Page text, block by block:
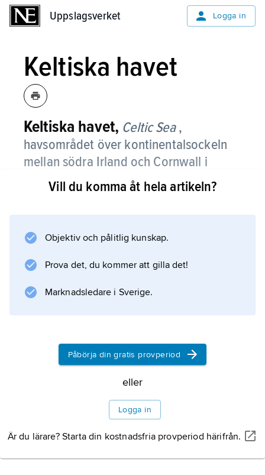
Uppslagsverket Logga in
Keltiska havet
Keltiska havet, Celtic Sea ,
havsområdet över kontinentalsockeln
mellan södra Irland och Cornwall i
sydvästra Storbritannien.
Vill du komma åt hela artikeln?
Objektiv och pålitlig kunskap.
Prova det, du kommer att gilla det!
Marknadsledare i Sverige.
Påbörja din gratis provperiod
eller
Logga in
Är du lärare? Starta din kostnadsfria provperiod härifrån.